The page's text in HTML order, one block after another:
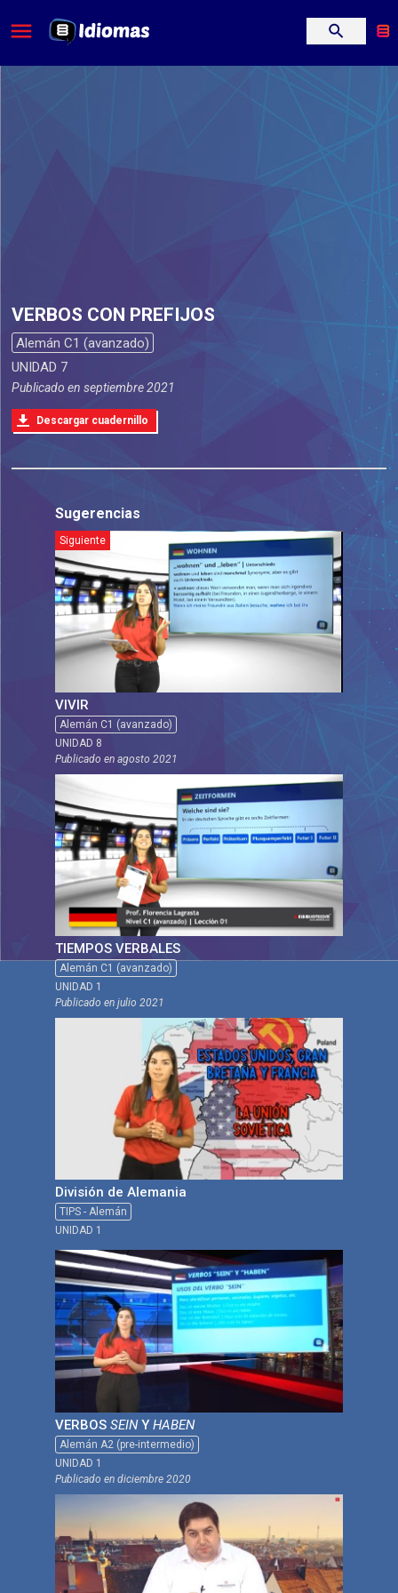
VERBOS CON PREFIJOS
Alemán C1 (avanzado)
UNIDAD 7
Publicado enseptiembre 2021
Descargar cuadernillo
Sugerencias
Siguiente
VIVIR
Alemán C1 (avanzado)
UNIDAD 8
Publicado enagosto 2021
TIEMPOS VERBALES
Alemán C1 (avanzado)
UNIDAD 1
Publicado enjulio 2021
División de Alemania
TIPS - Alemán
UNIDAD 1
VERBOSSEINYHABEN
Alemán A2 (pre-intermedio)
UNIDAD 1
Publicado endiciembre 2020